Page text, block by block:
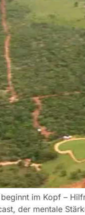
im Kopf –
der mentale